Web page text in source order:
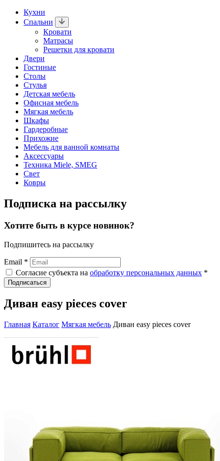
Кухни
Спальни
Кровати
Матрасы
Решетки для кровати
Двери
Гостиные
Столы
Стулья
Детская мебель
Офисная мебель
Мягкая мебель
Шкафы
Гардеробные
Прихожие
Мебель для ванной комнаты
Аксессуары
Техника Miele, SMEG
Свет
Ковры
Подписка на рассылку
Хотите быть в курсе новинок?
Подпишитесь на рассылку
Email *
Согласие субъекта на обработку персональных данных *
Подписаться
Диван easy pieces cover
Главная Каталог Мягкая мебель Диван easy pieces cover